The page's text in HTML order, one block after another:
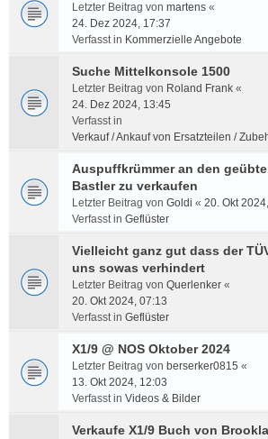
Letzter Beitrag von martens «
24. Dez 2024, 17:37
Verfasst in Kommerzielle Angebote
Suche Mittelkonsole 1500
Letzter Beitrag von Roland Frank «
24. Dez 2024, 13:45
Verfasst in
Verkauf / Ankauf von Ersatzteilen /
Auspuffkrümmer an den
Bastler zu verkaufen
Letzter Beitrag von Goldi « 20. Okt
Verfasst in Geflüster
Vielleicht ganz gut dass der
uns sowas verhindert
Letzter Beitrag von Querlenker «
20. Okt 2024, 07:13
Verfasst in Geflüster
X1/9 @ NOS Oktober 2024
Letzter Beitrag von berserker0815 «
13. Okt 2024, 12:03
Verfasst in Videos & Bilder
Verkaufe X1/9 Buch von